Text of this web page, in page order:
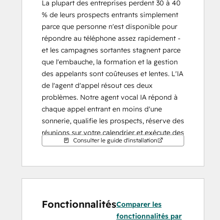
La plupart des entreprises perdent 30 à 40
% de leurs prospects entrants simplement
parce que personne n'est disponible pour
répondre au téléphone assez rapidement -
et les campagnes sortantes stagnent parce
que l'embauche, la formation et la gestion
des appelants sont coûteuses et lentes. L'IA
de l'agent d'appel résout ces deux
problèmes. Notre agent vocal IA répond à
chaque appel entrant en moins d'une
sonnerie, qualifie les prospects, réserve des
réunions sur votre calendrier et exécute des
campagnes sortantes à grande échelle - 24
conversation est transcrite, résumée et
synchronisée en temps réel avec HubSpot
d'appel entièrement attribués, de sorte que
votre équipe de vente se réveille avec un
Consulter le guide d'installation
FonctionnalitésComparer les
fonctionnalités par